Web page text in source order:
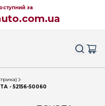
за
- 52156-50060